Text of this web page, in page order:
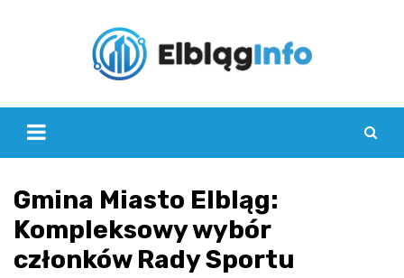
Gmina Miasto Elbląg:
Kompleksowy wybór
członków Rady Sportu